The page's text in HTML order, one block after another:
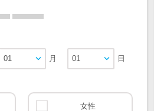
01 月 01 日
女性